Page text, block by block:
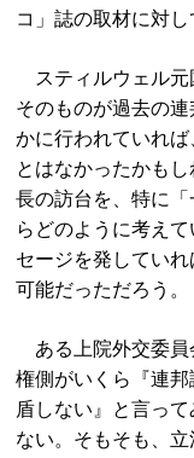
コ」誌の取材に対し
スティルウェル元
そのものが過去の
かに行われていれ
とはなかったかも
長の訪台を、特に
らどのように考え
セージを発してい
可能だっただろう。
ある上院外交委員
権側がいくら『連
盾しない』と言っ
ない。そもそも、